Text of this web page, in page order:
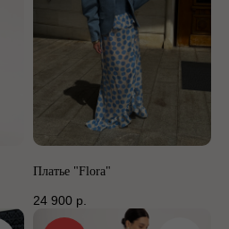
Платье "Flora"
24 900 р.